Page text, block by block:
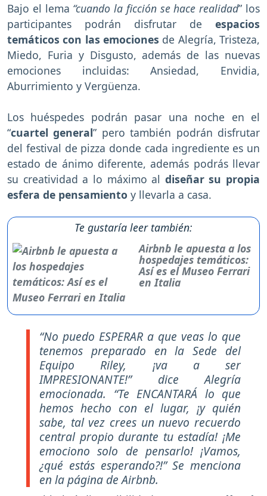
Bajo el lema “cuando la ficción se hace realidad” los
participantes podrán disfrutar de espacios
temáticos con las emociones de Alegría, Tristeza,
Miedo, Furia y Disgusto, además de las nuevas
emociones incluidas: Ansiedad, Envidia,
Aburrimiento y Vergüenza.
Los huéspedes podrán pasar una noche en el
“cuartel general” pero también podrán disfrutar
del festival de pizza donde cada ingrediente es un
estado de ánimo diferente, además podrás llevar
su creatividad a lo máximo al diseñar su propia
esfera de pensamiento y llevarla a casa.
Te gustaría leer también:
Airbnb le apuesta a los
hospedajes temáticos:
Así es el Museo Ferrari
en Italia
“No puedo ESPERAR a que veas lo que
tenemos preparado en la Sede del
Equipo Riley, ¡va a ser
IMPRESIONANTE!” dice Alegría
emocionada. “Te ENCANTARÁ lo que
hemos hecho con el lugar, ¡y quién
sabe, tal vez crees un nuevo recuerdo
central propio durante tu estadía! ¡Me
emociono solo de pensarlo! ¡Vamos,
¿qué estás esperando?!” Se menciona
en la página de Airbnb.